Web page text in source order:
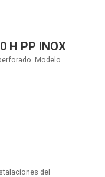
H PP INOX
Modelo
del